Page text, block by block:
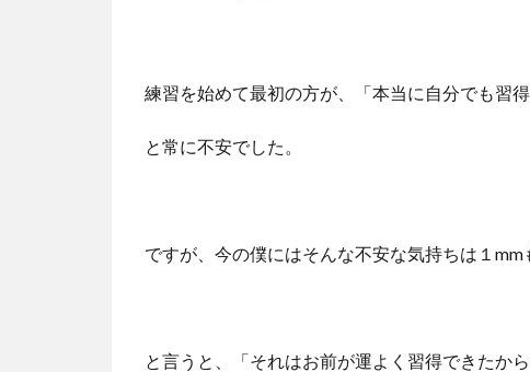
練習を始めて最初の方が、「本当に自分でも習得
と常に不安でした。
ですが、今の僕にはそんな不安な気持ちは１mm
と言うと、「それはお前が運よく習得できたから